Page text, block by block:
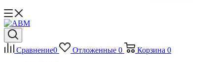
Сравнение0 Отложенные 0 Корзина 0